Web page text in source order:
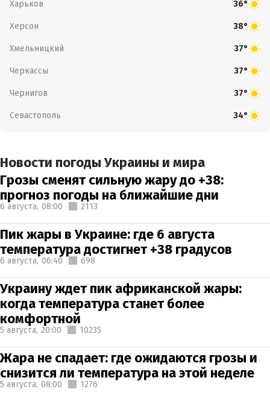
Харьков 36°
Херсон 38°
Хмельницкий 37°
Черкассы 37°
Чернигов 37°
Севастополь 34°
Новости погоды Украины и мира
Грозы сменят сильную жару до +38:
прогноз погоды на ближайшие дни
6 августа, 08:00 2113
Пик жары в Украине: где 6 августа
температура достигнет +38 градусов
6 августа, 06:40 698
Украину ждет пик африканской жары:
когда температура станет более
комфортной
5 августа, 20:00 10235
Жара не спадает: где ожидаются грозы и
снизится ли температура на этой неделе
5 августа, 08:00 1276